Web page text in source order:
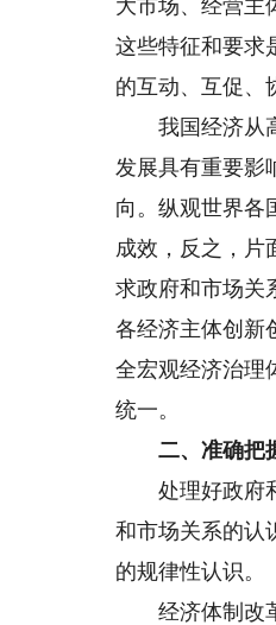
大市场、经营主
这些特征和要求
的互动、互促、
我国经济从高
发展具有重要影
向。纵观世界各
成效，反之，片
求政府和市场关
各经济主体创新
全宏观经济治理
统一。
二、准确把握
处理好政府和
和市场关系的认
的规律性认识。
经济体制改革